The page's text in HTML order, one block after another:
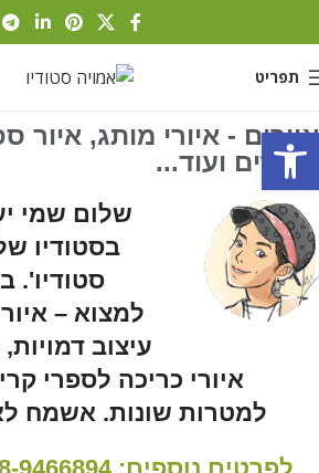
תפריט
איורים - איורי מותג, איור
מוצרים ועוד...
שלום שמי
בסטודיו
סטודיו'.
למצוא –
עיצוב
איורי כריכה לספרי
למטרות שונות. אשמח
פתח סרגל נגישות